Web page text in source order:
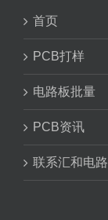
首页
PCB打样
电路板批量
PCB资讯
联系汇和电路